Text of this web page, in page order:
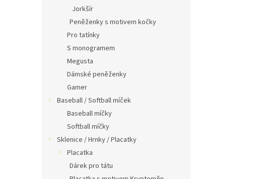
Jorkšír
Peněženky s motivem kočky
Pro tatínky
S monogramem
Megusta
Dámské peněženky
Gamer
Baseball / Softball míček
Baseball míčky
Softball míčky
Sklenice / Hrnky / Placatky
Placatka
Dárek pro tátu